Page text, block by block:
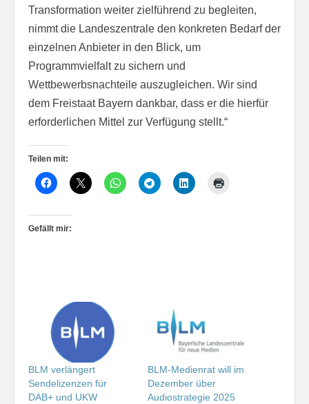
Transformation weiter zielführend zu begleiten,
nimmt die Landeszentrale den konkreten Bedarf der
einzelnen Anbieter in den Blick, um
Programmvielfalt zu sichern und
Wettbewerbsnachteile auszugleichen. Wir sind
dem Freistaat Bayern dankbar, dass er die hierfür
erforderlichen Mittel zur Verfügung stellt.“
Teilen mit:
Gefällt mir:
BLM verlängert
Sendelizenzen für
DAB+ und UKW
BLM-Medienrat will im
Dezember über
Audiostrategie 2025